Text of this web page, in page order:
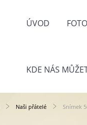
ÚVOD
KDE NÁS
Naši přátelé Snímek